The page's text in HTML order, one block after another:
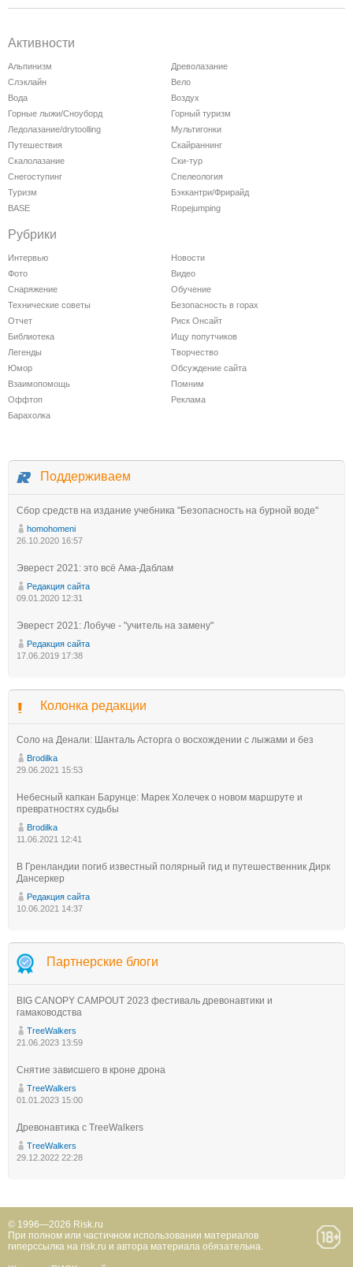
Активности
Альпинизм
Древолазание
Слэклайн
Вело
Вода
Воздух
Горные лыжи/Сноуборд
Горный туризм
Ледолазание/drytoolling
Мультигонки
Путешествия
Скайраннинг
Скалолазание
Ски-тур
Снегоступинг
Спелеология
Туризм
Бэккантри/Фрирайд
BASE
Ropejumping
Рубрики
Интервью
Новости
Фото
Видео
Снаряжение
Обучение
Технические советы
Безопасность в горах
Отчет
Риск Онсайт
Библиотека
Ищу попутчиков
Легенды
Творчество
Юмор
Обсуждение сайта
Взаимопомощь
Помним
Оффтоп
Реклама
Барахолка
Поддерживаем
Сбор средств на издание учебника "Безопасность на бурной воде"
homohomeni
26.10.2020 16:57
Эверест 2021: это всё Ама-Даблам
Редакция сайта
09.01.2020 12:31
Эверест 2021: Лобуче - "учитель на замену"
Редакция сайта
17.06.2019 17:38
Колонка редакции
Соло на Денали: Шанталь Асторга о восхождении с лыжами и без
Brodilka
29.06.2021 15:53
Небесный капкан Барунце: Марек Холечек о новом маршруте и
превратностях судьбы
Brodilka
11.06.2021 12:41
В Гренландии погиб известный полярный гид и путешественник Дирк
Дансеркер
Редакция сайта
10.06.2021 14:37
Партнерские блоги
BIG CANOPY CAMPOUT 2023 фестиваль древонавтики и
гамаководства
TreeWalkers
21.06.2023 13:59
Снятие зависшего в кроне дрона
TreeWalkers
01.01.2023 15:00
Древонавтика с TreeWalkers
TreeWalkers
29.12.2022 22:28
© 1996—2026 Risk.ru
При полном или частичном использовании материалов
гиперссылка на risk.ru и автора материала обязательна.